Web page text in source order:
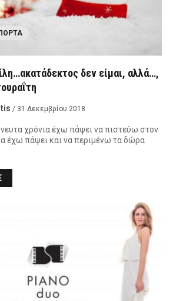
δεν είμαι, αλλά…,
/ 31 Δεκεμβρίου 2018
χρόνια έχω πάψει να πιστεύω στον
έχω πάψει και να περιμένω τα δώρα